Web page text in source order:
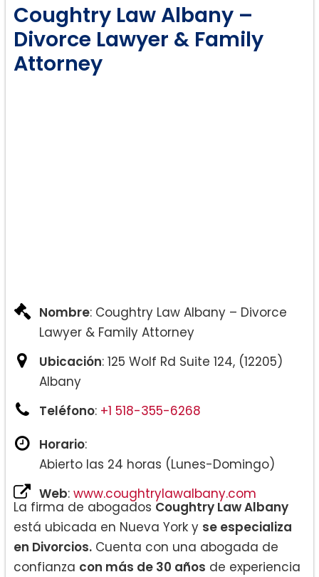
Coughtry Law Albany –
Divorce Lawyer & Family
Attorney
Nombre: Coughtry Law Albany – Divorce
Lawyer & Family Attorney
Ubicación: 125 Wolf Rd Suite 124, (12205)
Albany
Teléfono: +1 518-355-6268
Horario:
Abierto las 24 horas (Lunes-Domingo)
Web: www.coughtrylawalbany.com
La firma de abogados Coughtry Law Albany
está ubicada en Nueva York y se especializa
en Divorcios. Cuenta con una abogada de
confianza con más de 30 años de experiencia